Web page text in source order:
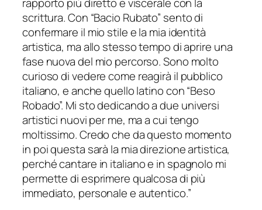
scrittura. Con “Bacio Rubato” sento di
confermare il mio stile e la mia identità
artistica, ma allo stesso tempo di aprire una
fase nuova del mio percorso. Sono molto
curioso di vedere come reagirà il pubblico
italiano, e anche quello latino con“Beso
Robado”. Mi sto dedicando a due universi
artistici nuovi per me, ma a cui tengo
moltissimo. Credo che da questo momento
in poi questa sarà la mia direzione artistica,
perchécantare in italiano e in spagnolo mi
permette di esprimere qualcosa di più
immediato, personale e autentico.”